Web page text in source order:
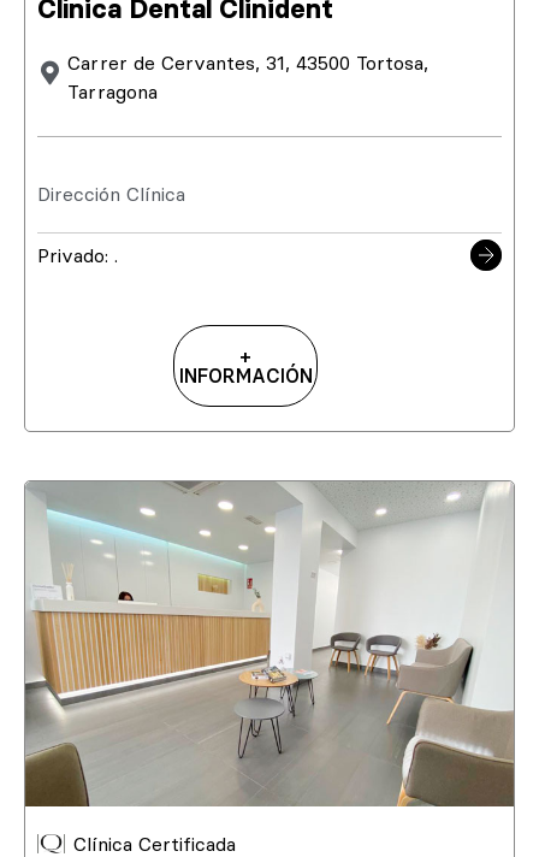
Clínica Dental Clinident
Carrer de Cervantes, 31, 43500 Tortosa,
Tarragona
Dirección Clínica
Privado: .
+
INFORMACIÓN
Clínica Certificada